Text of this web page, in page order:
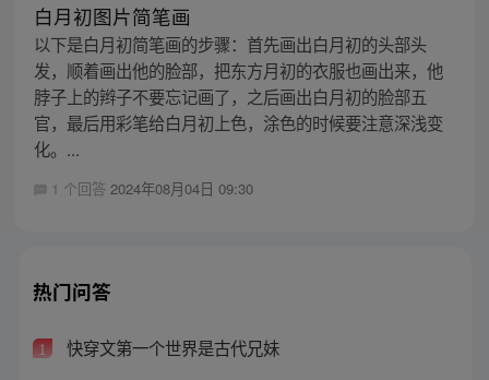
白月初图片简笔画
以下是白月初简笔画的步骤：首先画出白月初的头部头
发，顺着画出他的脸部，把东方月初的衣服也画出来，他
脖子上的辫子不要忘记画了，之后画出白月初的脸部五
官，最后用彩笔给白月初上色，涂色的时候要注意深浅变
化。...
1 个回答 2024年08月04日 09:30
热门问答
1 快穿文第一个世界是古代兄妹